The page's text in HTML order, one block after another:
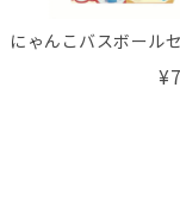
にゃんこバスボール
¥